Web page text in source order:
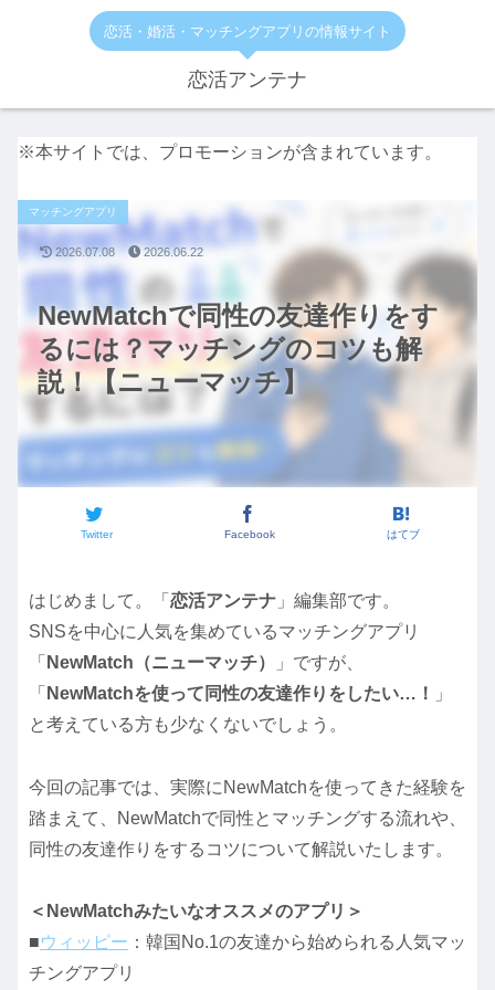
恋活・婚活・マッチングアプリの情報サイト
恋活アンテナ
※本サイトでは、プロモーションが含まれています。
NewMatchで同性の友達作りをす
るには？マッチングのコツも解
説！【ニューマッチ】
マッチングアプリ
Twitter Facebook はてブ
2026.07.08 2026.06.22
はじめまして。「 恋活アンテナ 」編集部です。
SNSを中心に人気を集めているマッチングアプリ
「 NewMatch（ニューマッチ）
」ですが、
「 NewMatchを使って同性の友達作りをしたい…！
」
と考えている方も少なくないでしょう。
今回の記事では、実際にNewMatchを使ってきた経験を
踏まえて、NewMatchで同性とマッチングする流れや、
同性の友達作りをするコツについて解説いたします。
＜NewMatchみたいなオススメのアプリ＞
■ウィッピー ：韓国No.1の友達から始められる人気マッ
チングアプリ